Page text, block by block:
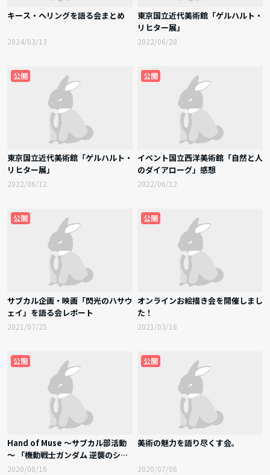
キース・ヘリングを語る会まとめ
2024/03/13
東京国立近代美術館「ゲルハルト・
リヒター展」
2022/06/28
公開
東京国立近代美術館「ゲルハルト・
リヒター展」
2022/06/12
公開
イベント国立西洋美術館「自然と人
のダイアローグ」感想
2022/06/12
公開
サブカル企画・映画「閃光のハサウ
ェイ」を語る会レポート
2021/07/25
公開
オンラインお絵描き会を開催しまし
た！
2021/03/16
公開
Hand of Muse ～サブカル部活動
～ 「機動戦士ガンダム 逆襲のシャ
ア」 「機動警察パトレイバー劇場
2020/08/16
公開
美術の魅力を語り尽くす会。
2020/07/06